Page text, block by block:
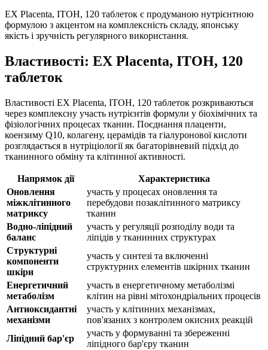
EX Placenta, ITOH, 120 таблеток є продуманою нутрієнтною
формулою з акцентом на комплексність складу, японську
якість і зручність регулярного використання.
Властивості: EX Placenta, ITOH, 120
таблеток
Властивості EX Placenta, ITOH, 120 таблеток розкриваються
через комплексну участь нутрієнтів формули у біохімічних та
фізіологічних процесах тканин. Поєднання плаценти,
коензиму Q10, колагену, церамідів та гіалуронової кислоти
розглядається в нутріціології як багаторівневий підхід до
тканинного обміну та клітинної активності.
Напрямок дії
Характеристика
Оновлення
міжклітинного
матриксу
участь у процесах оновлення та
перебудови позаклітинного матриксу
тканин
Водно-ліпідний
баланс
участь у регуляції розподілу води та
ліпідів у тканинних структурах
Структурні
компоненти
шкіри
участь у синтезі та включенні
структурних елементів шкірних тканин
Енергетичний
метаболізм
участь в енергетичному метаболізмі
клітин на рівні мітохондріальних процесів
Антиоксидантні
механізми
участь у клітинних механізмах,
пов'язаних з контролем окисних реакцій
Ліпідний бар'єр
участь у формуванні та збереженні
ліпідного бар'єру тканин